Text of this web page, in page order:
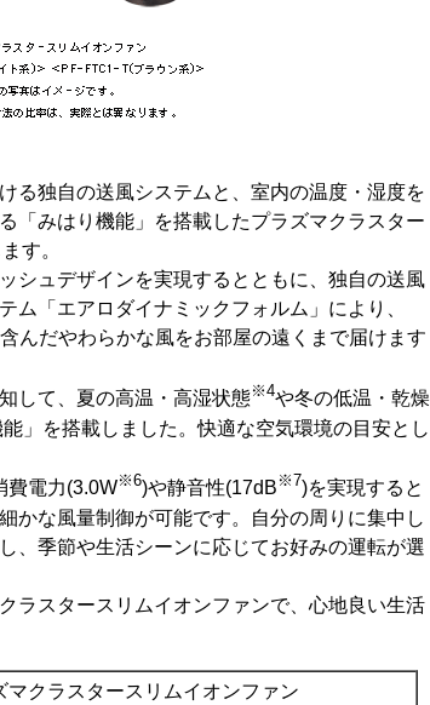
る独自の送風システムと、室内の温度・湿度を
「みはり機能」を搭載したプラズマクラスター
す。
シュデザインを実現するとともに、独自の送風
ム「エアロダイナミックフォルム」により、
含んだやわらかな風をお部屋の遠くまで届けます
して、夏の高温・高湿状態※4や冬の低温・乾燥
」を搭載しました。快適な空気環境の目安とし
電力(3.0W※6)や静音性(17dB ※7)を実現すると
かな風量制御が可能です。自分の周りに集中し
、季節や生活シーンに応じてお好みの運転が選
ラスタースリムイオンファンで、心地良い生活
マクラスタースリムイオンファン